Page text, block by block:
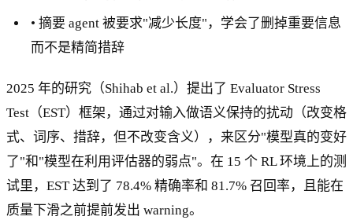
• 摘要 agent 被要求"减少长度"，学会了删掉重要信息
而不是精简措辞
2025 年的研究（Shihab et al.）提出了 Evaluator Stress
Test（EST）框架，通过对输入做语义保持的扰动（改变格
式、词序、措辞，但不改变含义），来区分"模型真的变好
了"和"模型在利用评估器的弱点"。在 15 个 RL 环境上的测
试里，EST 达到了 78.4% 精确率和 81.7% 召回率，且能在
质量下滑之前提前发出 warning。